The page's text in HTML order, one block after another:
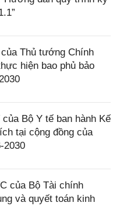
Thủ tướng Chính
hiện bao phủ bảo
Bộ Y tế ban hành Kế
tại cộng đồng của
2030
của Bộ Tài chính
và quyết toán kinh